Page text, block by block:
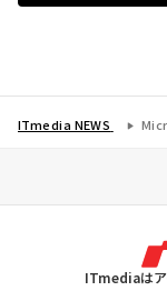
ITmedia NEWS
ITmediaはア